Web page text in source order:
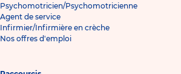
Psychomotricien/Psychomotricienne
Agent de service
Infirmier/Infirmière en crèche
Nos offres d'emploi